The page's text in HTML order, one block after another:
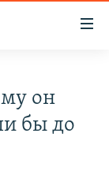
он
бы до